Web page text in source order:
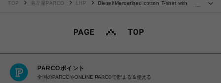
…
TOP 名古屋PARCO LHP
Diesel/Mercerised cotton T-shirt with
PARCOポイント
全国のPARCOやONLINE PARCOで貯まる＆使える